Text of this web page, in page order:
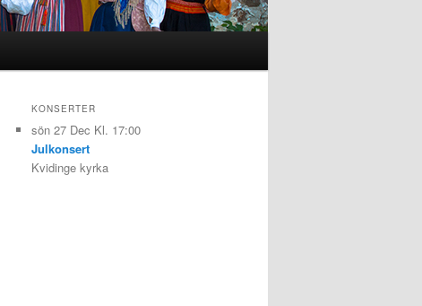
KONSERTER
sön 27 Dec Kl. 17:00
Julkonsert
Kvidinge kyrka